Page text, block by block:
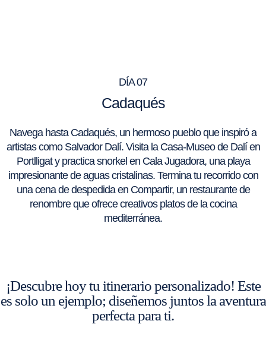
DÍA 07
Cadaqués
Navega hasta Cadaqués, un hermoso pueblo que inspiró a
artistas como Salvador Dalí. Visita la Casa-Museo de Dalí en
Portlligat y practica snorkel en Cala Jugadora, una playa
impresionante de aguas cristalinas. Termina tu recorrido con
una cena de despedida en Compartir, un restaurante de
renombre que ofrece creativos platos de la cocina
mediterránea.
¡Descubre hoy tu itinerario personalizado! Este
es solo un ejemplo; diseñemos juntos la aventura
perfecta para ti.